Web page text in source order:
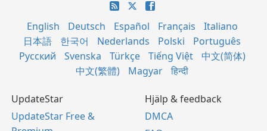
English Deutsch Español Français
Italiano
日本語
한국어 Nederlands Polski
Português
Русский
Svenska Türkçe Tiếng Việt
中文(简体)
中文(繁體)
Magyar हिन्दी
UpdateStar
UpdateStar Free &
Hjälp & feedback
DMCA